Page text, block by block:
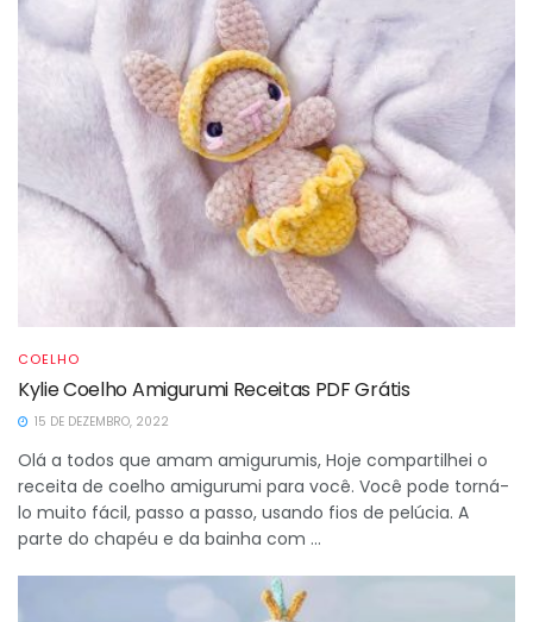
COELHO
Kylie Coelho Amigurumi Receitas PDF Grátis
15 DE DEZEMBRO, 2022
Olá a todos que amam amigurumis, Hoje compartilhei o
receita de coelho amigurumi para você. Você pode torná-
lo muito fácil, passo a passo, usando fios de pelúcia. A
parte do chapéu e da bainha com ...